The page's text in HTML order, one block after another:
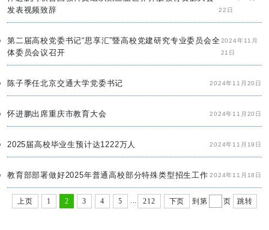
发表视频致辞
22日
第二届高校党委书记“思享汇”暨高校党建研究专业委员会全
体委员会议召开
2024年11月
21日
陈子季任北京交通大学党委书记 2024年11月20日
怀进鹏出席重庆市教育大会 2024年11月20日
2025届高校毕业生预计达1222万人 2024年11月19日
教育部部署做好2025年普通高校部分特殊类型招生工作 2024年11月18日
上页 1 2 3 4 5 212 下页 到第 页 跳转